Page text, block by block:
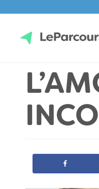
contentLeParcours.net